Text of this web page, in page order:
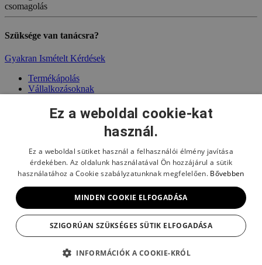
csomagolás
Szüksége van tanácsra?
Gyakran Ismételt Kérdések
Termékápolás
Vállalkozásoknak
Gyakran Ismételt Kérdések
Reklamációk és termékjavítások
Szállítás
Fizetési lehetőségek
Általános szerződési feltételek
Kapcsolat
PetraToth, s.r.o.|Web by kovidesign .
Ez a weboldal cookie-kat
használ.
Ez a weboldal sütiket használ a felhasználói élmény javítása
érdekében. Az oldalunk használatával Ön hozzájárul a sütik
használatához a Cookie szabályzatunknak megfelelően. Bővebben
MINDEN COOKIE ELFOGADÁSA
SZIGORÚAN SZÜKSÉGES SÜTIK ELFOGADÁSA
INFORMÁCIÓK A COOKIE-KRÓL